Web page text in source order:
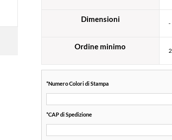
Dimensioni -
Ordine minimo
*Numero Colori di Stampa
*CAP di Spedizione